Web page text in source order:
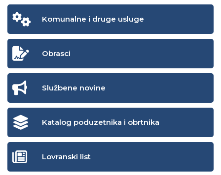
Komunalne i druge usluge
Obrasci
Službene novine
Katalog poduzetnika i obrtnika
Lovranski list